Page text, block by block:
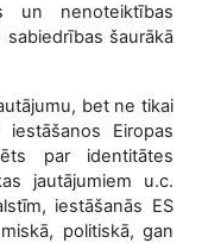
un nenoteiktības
šaurākā
bet ne tikai
Eiropas
par identitātes
jautājumiem u.c.
iestāšanās ES
politiskā, gan